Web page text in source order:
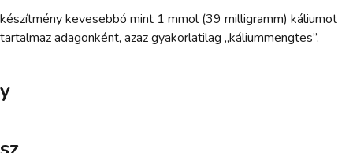
készítmény kevesebbó mint 1 mmol (39 milligramm) káliumot
tartalmaz adagonként, azaz gyakorlatilag „káliummengtes”.
y